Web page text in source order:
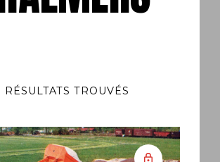
RÉSULTATS TROUVÉS